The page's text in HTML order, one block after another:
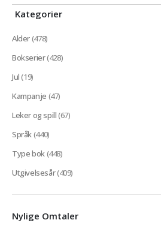
Kategorier
Alder(478)
Bokserier(428)
Jul(19)
Kampanje (47)
Leker og spill(67)
Språk(440)
Type bok(448)
Utgivelsesår(409)
Nylige Omtaler